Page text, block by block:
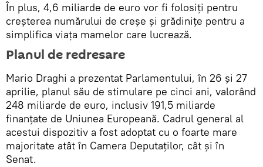
În plus, 4,6 miliarde de euro vor fi folosiți pentru
creșterea numărului de creșe și grădinițe pentru a
simplifica viața mamelor care lucrează.
Planul de redresare
Mario Draghi a prezentat Parlamentului, în 26 și 27
aprilie, planul său de stimulare pe cinci ani, valorând
248 miliarde de euro, inclusiv 191,5 miliarde
finanțate de Uniunea Europeană. Cadrul general al
acestui dispozitiv a fost adoptat cu o foarte mare
majoritate atât în Camera Deputaților, cât și în
Senat.